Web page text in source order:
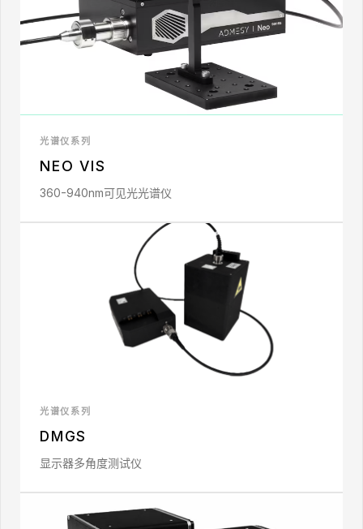
光谱仪系列
NEO VIS
360-940nm可见光光谱仪
光谱仪系列
DMGS
显示器多角度测试仪